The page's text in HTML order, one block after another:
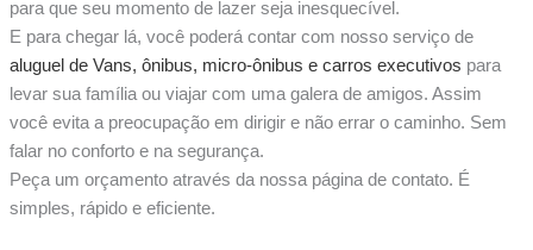
para que seu momento de lazer seja inesquecível.
E para chegar lá, você poderá contar com nosso serviço de
aluguel de Vans, ônibus, micro-ônibus e carros executivos para
levar sua família ou viajar com uma galera de amigos. Assim
você evita a preocupação em dirigir e não errar o caminho. Sem
falar no conforto e na segurança.
Peça um orçamento através da nossa página de contato. É
simples, rápido e eficiente.